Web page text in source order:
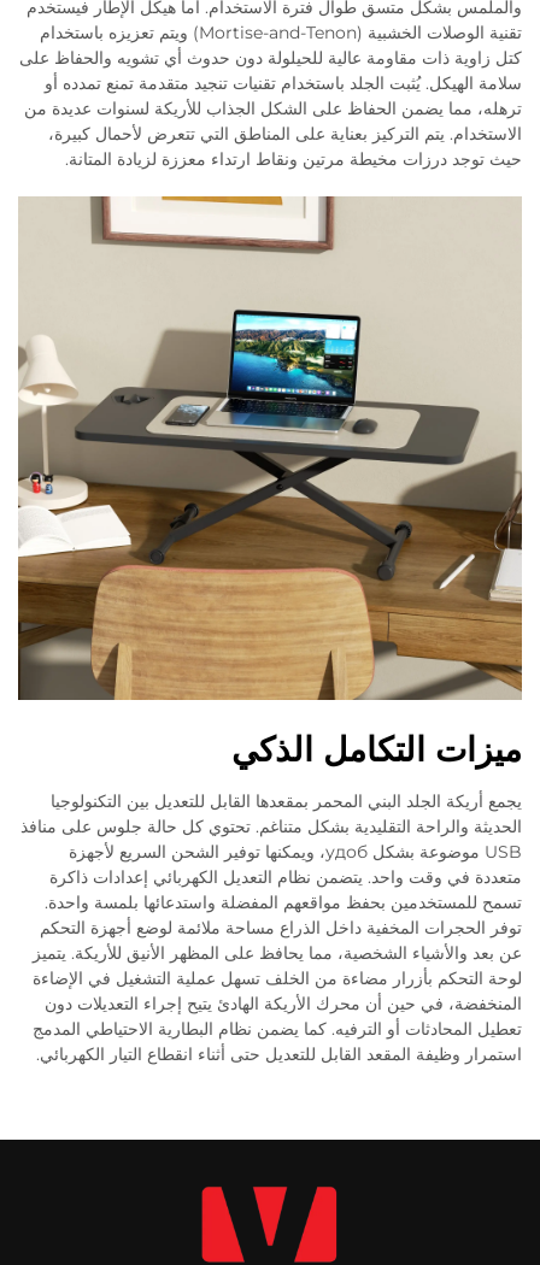
والملمس بشكل متسق طوال فترة الاستخدام. أما هيكل الإطار فيستخدم
تقنية الوصلات الخشبية (Mortise-and-Tenon) ويتم تعزيزه باستخدام
كتل زاوية ذات مقاومة عالية للحيلولة دون حدوث أي تشويه والحفاظ على
سلامة الهيكل. يُثبت الجلد باستخدام تقنيات تنجيد متقدمة تمنع تمدده أو
ترهله، مما يضمن الحفاظ على الشكل الجذاب للأريكة لسنوات عديدة من
الاستخدام. يتم التركيز بعناية على المناطق التي تتعرض لأحمال كبيرة،
حيث توجد درزات مخيطة مرتين ونقاط ارتداء معززة لزيادة المتانة.
ميزات التكامل الذكي
يجمع أريكة الجلد البني المحمر بمقعدها القابل للتعديل بين التكنولوجيا
الحديثة والراحة التقليدية بشكل متناغم. تحتوي كل حالة جلوس على منافذ
USB موضوعة بشكل удоб، ويمكنها توفير الشحن السريع لأجهزة
متعددة في وقت واحد. يتضمن نظام التعديل الكهربائي إعدادات ذاكرة
تسمح للمستخدمين بحفظ مواقعهم المفضلة واستدعائها بلمسة واحدة.
توفر الحجرات المخفية داخل الذراع مساحة ملائمة لوضع أجهزة التحكم
عن بعد والأشياء الشخصية، مما يحافظ على المظهر الأنيق للأريكة. يتميز
لوحة التحكم بأزرار مضاءة من الخلف تسهل عملية التشغيل في الإضاءة
المنخفضة، في حين أن محرك الأريكة الهادئ يتيح إجراء التعديلات دون
تعطيل المحادثات أو الترفيه. كما يضمن نظام البطارية الاحتياطي المدمج
استمرار وظيفة المقعد القابل للتعديل حتى أثناء انقطاع التيار الكهربائي.